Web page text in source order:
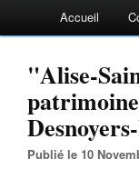
Accueil
"Alise-
Publié le 10